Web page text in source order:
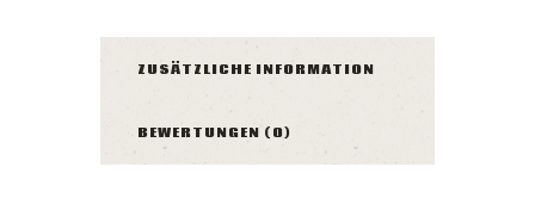
ZUSÄTZLICHE INFORMATION
BEWERTUNGEN (0)